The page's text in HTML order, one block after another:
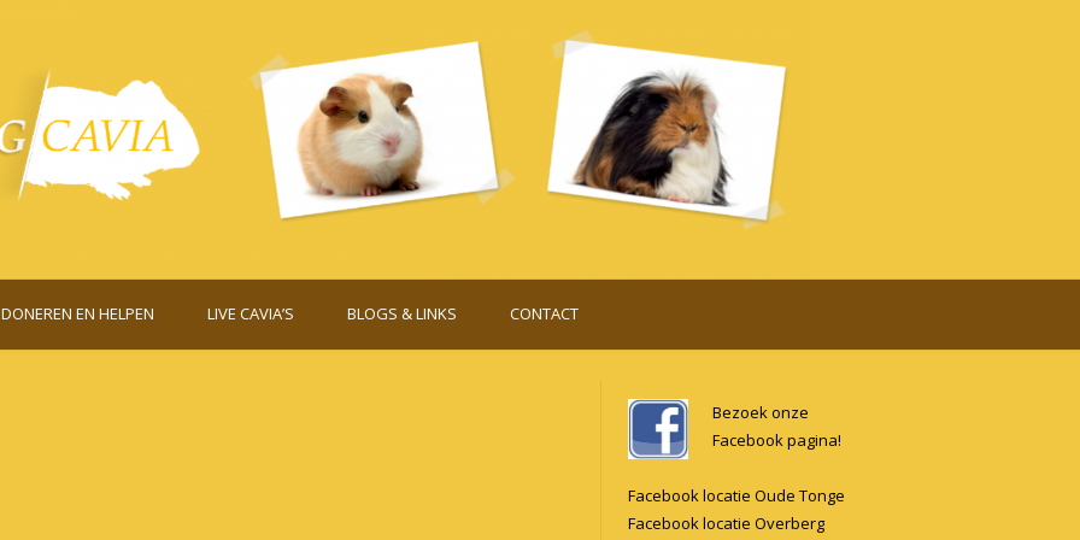
DONEREN EN HELPEN LIVE CAVIA’S BLOGS & LINKS CONTACT
Bezoek onze
Facebook pagina!
Facebook locatie Oude Tonge
Facebook locatie Overberg